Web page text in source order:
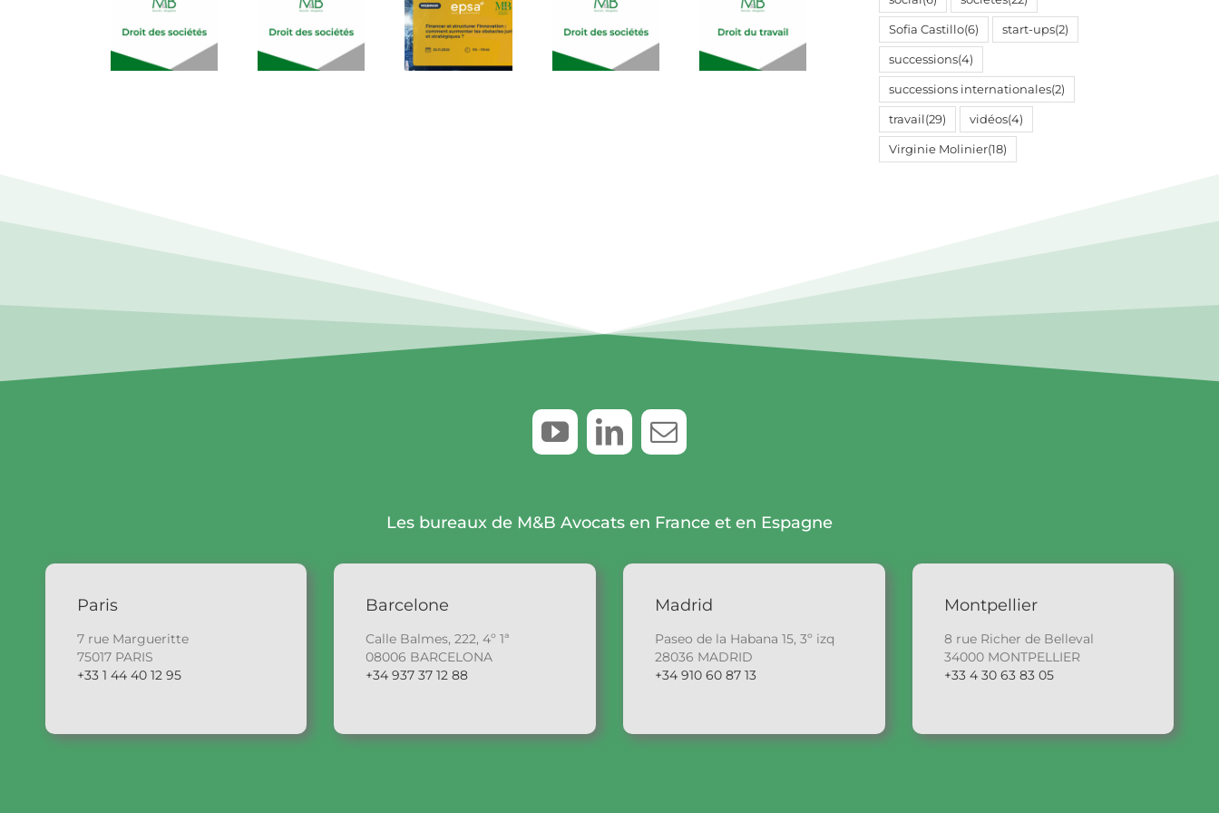
Sofia Castillo(6) start-ups(2)
successions(4)
successions internationales(2)
travail (29) vidéos(4)
Virginie Molinier(18)
Les bureaux de M&B Avocats en France et en Espagne
Paris
7 rue Margueritte
75017 PARIS
+33 1 44 40 12 95
Barcelone
Calle Balmes, 222, 4º 1ª
08006 BARCELONA
+34 937 37 12 88
Madrid
Paseo de la Habana 15, 3º izq
28036 MADRID
+34 910 60 87 13
Montpellier
8 rue Richer de Belleval
34000 MONTPELLIER
+33 4 30 63 83 05